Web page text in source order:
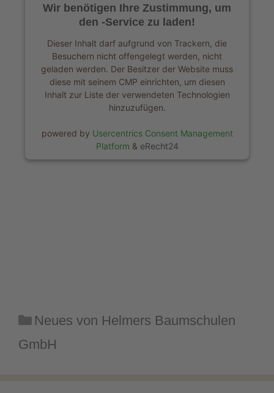
Wir benötigen Ihre Zustimmung, um
den -Service zu laden!
Dieser Inhalt darf aufgrund von Trackern, die
Besuchern nicht offengelegt werden, nicht
geladen werden. Der Besitzer der Website muss
diese mit seinem CMP einrichten, um diesen
Inhalt zur Liste der verwendeten Technologien
hinzuzufügen.
powered by Usercentrics Consent Management
Platform & eRecht24
Kategorien
Neues von Helmers Baumschulen
GmbH